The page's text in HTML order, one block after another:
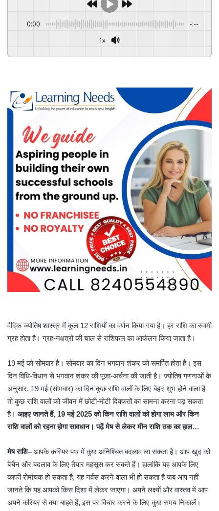
0:00 -:--
1x
वैदिक ज्योतिष शास्त्र में कुल 12 राशियों का वर्णन किया गया है। हर राशि का स्वामी
ग्रह होता है। ग्रह-नक्षत्रों की चाल से राशिफल का आकंलन किया जाता है।
19 मई को सोमवार है। सोमवार का दिन भगवान शंकर को समर्पित होता है। इस
दिन विधि-विधान से भगवान शंकर की पूजा-अर्चना की जाती है। ज्योतिष गणनाओं के
अनुसार, 19 मई (सोमवार) का दिन कुछ राशि वालों के लिए बेहद शुभ होने वाला है
तो कुछ राशि वालों को जीवन में छोटी-मोटी दिक्कतों का सामना करना पड़ सकता
है। आइए जानते हैं, 19 मई 2025 को किन राशि वालों को होगा लाभ और किन
राशि वालों को रहना होगा सावधान। पढ़ें मेष से लेकरमीन राशितक का हाल…
मेष राशि– आपके करियर पथ में कुछ अनिश्चित बदलाव ला सकता है। आप खुद को
बेचैन और बदलाव के लिए तैयार महसूस कर सकते हैं। हालांकि यह आपके लिए
काफी रोमांचक हो सकता है, यह नर्वस करने वाला भी हो सकता है जब आप नहीं
जानते कि यह आपको किस दिशा में लेकर जाएगा। अपने लक्ष्यों और वास्तव में आप
अपने करियर से क्या चाहते हैं, इस पर विचार करने के लिए कुछ समय निकालें।